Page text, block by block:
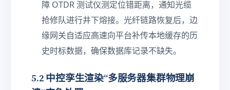
障 OTDR 测试仪测定位错距离，通知光缆
抢修队进行井下熔接。光纤链路恢复后，边
缘网关自适应高速向平台补传本地缓存的历
史时标数据，确保数据库记录不缺失。
5.2 中控孪生渲染“多服务器集群物理崩